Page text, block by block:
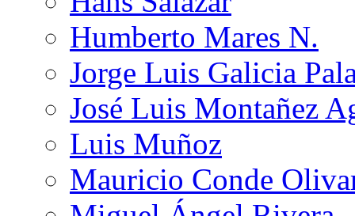
Humberto Mares N.
Jorge Luis Galicia
José Luis Montañez
Luis Muñoz
Mauricio Conde